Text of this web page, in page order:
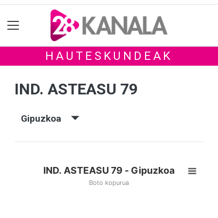
HAUTESKUNDEAK
IND. ASTEASU 79
Gipuzkoa
IND. ASTEASU 79 - Gipuzkoa
Boto kopurua